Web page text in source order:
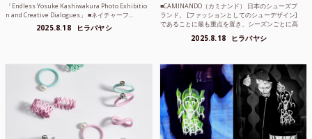
「Endless Yosuke Kashiwakura Photo Exhibitio
n and Creative Dialogues」 ■ネイチャーフ...
2025.8.18 ヒラバヤシ
■CAMINANDO（カミナンド） 日本のシューズブ
ランド。 [ファッションとしてのシューデザイン]
であることに最も重点を置き、シーズンごとに高
2025.8.18 ヒラバヤシ